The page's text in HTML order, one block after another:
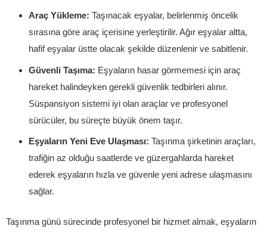
Araç Yükleme: Taşınacak eşyalar, belirlenmiş öncelik
sırasına göre araç içerisine yerleştirilir. Ağır eşyalar altta,
hafif eşyalar üstte olacak şekilde düzenlenir ve sabitlenir.
Güvenli Taşıma: Eşyaların hasar görmemesi için araç
hareket halindeyken gerekli güvenlik tedbirleri alınır.
Süspansiyon sistemi iyi olan araçlar ve profesyonel
sürücüler, bu süreçte büyük önem taşır.
Eşyaların Yeni Eve Ulaşması: Taşınma şirketinin araçları,
trafiğin az olduğu saatlerde ve güzergahlarda hareket
ederek eşyaların hızla ve güvenle yeni adrese ulaşmasını
sağlar.
Taşınma günü sürecinde profesyonel bir hizmet almak, eşyaların